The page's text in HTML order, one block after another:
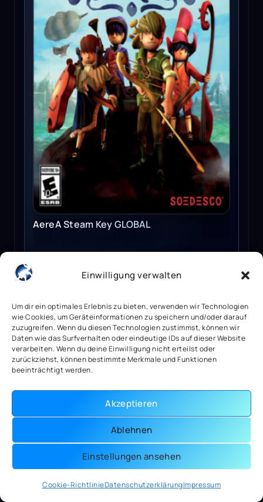
Einwilligung verwalten
Um dir ein optimales Erlebnis zu bieten, verwenden wir Technologien
wie Cookies, um Geräteinformationen zu speichern und/oder darauf
zuzugreifen. Wenn du diesen Technologien zustimmst, können wir
Daten wie das Surfverhalten oder eindeutige IDs auf dieser Website
verarbeiten. Wenn du deine Einwilligung nicht erteilst oder
zurückziehst, können bestimmte Merkmale und Funktionen
beeinträchtigt werden.
Akzeptieren
Ablehnen
Einstellungen ansehen
Cookie-RichtlinieDatenschutzerklärungImpressum
AereA Steam Key GLOBAL
3 vorrätig
Mehr anzeigen